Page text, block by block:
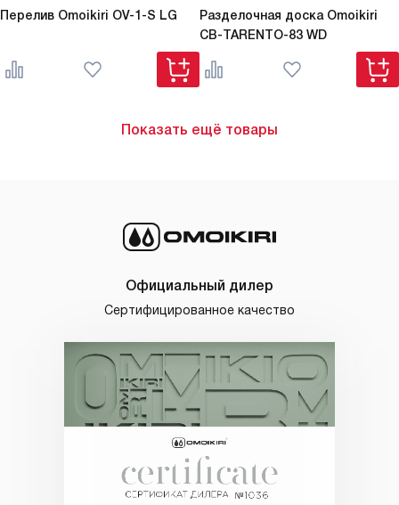
Перелив Omoikiri OV-1-S LG
Разделочная доска Omoikiri
CB-TARENTO-83 WD
Показать ещё товары
Официальный дилер
Сертифицированное качество